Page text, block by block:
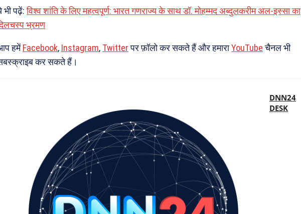
भी पढ़ें:विश्व शांति के लिए महत्वपूर्ण: भारत गणराज्य के साथ डॉ. मोहम्मद अब्दुलकरीम अल-इस्सा का
भ्रमण
हमेंFacebook, Instagram, Twitterपर फ़ॉलो कर सकते हैं और हमाराYouTubeचैनल भी
कर सकते हैं।
DNN24
DESK